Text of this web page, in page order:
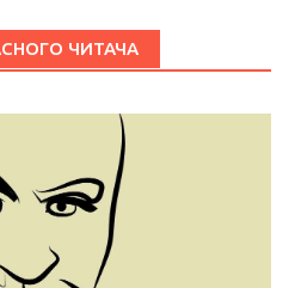
ЧИТАЧА